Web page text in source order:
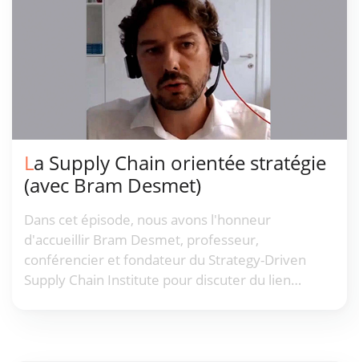
La Supply Chain orientée stratégie
(avec Bram Desmet)
Dans cet épisode, nous avons l'honneur
d'accueillir Bram Desmet, professeur,
conférencier et fondateur du Strategy-Driven
Supply Chain Institute pour discuter du lien